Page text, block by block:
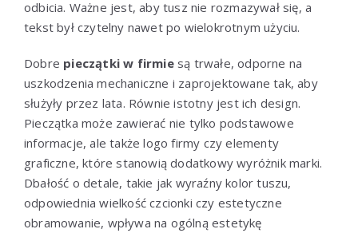
odbicia. Ważne jest, aby tusz nie rozmazywał się, a
tekst był czytelny nawet po wielokrotnym użyciu.
Dobre pieczątki w firmiesą trwałe, odporne na
uszkodzenia mechaniczne i zaprojektowane tak, aby
służyły przez lata. Równie istotny jest ich design.
Pieczątka może zawierać nie tylko podstawowe
informacje, ale także logo firmy czy elementy
graficzne, które stanowią dodatkowy wyróżnik marki.
Dbałość o detale, takie jak wyraźny kolor tuszu,
odpowiednia wielkość czcionki czy estetyczne
obramowanie, wpływa na ogólną estetykę